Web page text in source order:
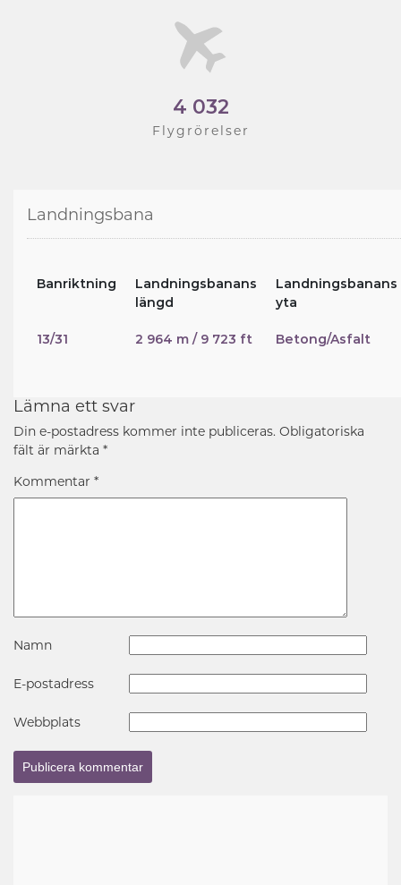
4 032
Flygrörelser
Landningsbana
Banriktning
Landningsbanans
längd
Landningsbanans
yta
13/31 2 964 m / 9 723 ft Betong/Asfalt
Lämna ett svar
Din e-postadress kommer inte publiceras. Obligatoriska
fält är märkta *
Kommentar *
Namn
E-postadress
Webbplats